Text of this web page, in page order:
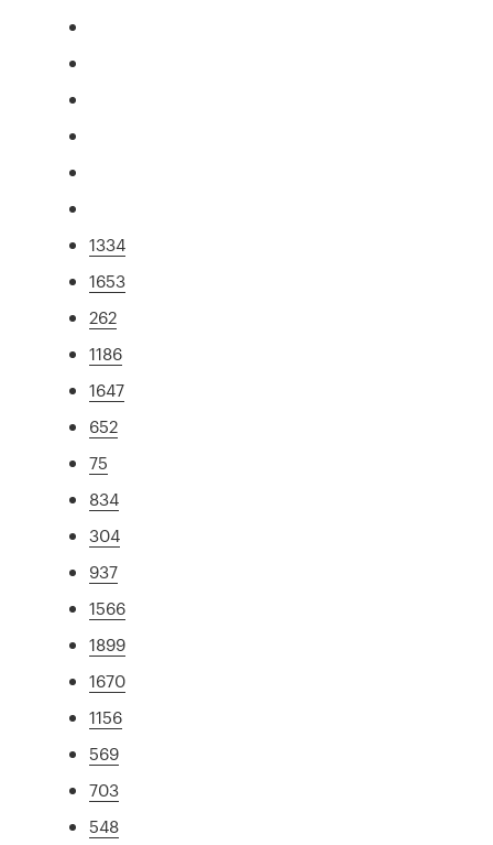
1334
1653
262
1186
1647
652
75
834
304
937
1566
1899
1670
1156
569
703
548